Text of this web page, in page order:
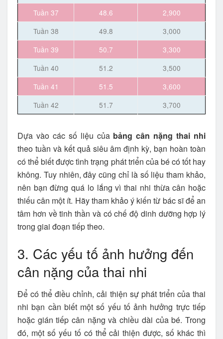
Tuần 37
48.6
2,900
Tuần 38
49.8
3,000
Tuần 39
50.7
3,300
Tuần 40
51.2
3,500
Tuần 41
51.5
3,600
Tuần 42
51.7 3,700
Dựa vào các số liệu của bảng cân nặng thai nhi
theo tuần và kết quả siêu âm định kỳ, bạn hoàn toàn
có thể biết được tình trạng phát triển của bé có tốt hay
không. Tuy nhiên, đây cũng chỉ là số liệu tham khảo,
nên bạn đừng quá lo lắng vì thai nhi thừa cân hoặc
thiếu cân một ít. Hãy tham khảo ý kiến từ bác sĩ để an
tâm hơn về tinh thần và có chế độ dinh dưỡng hợp lý
trong giai đoạn tiếp theo.
3. Các yếu tố ảnh hưởng đến
cân nặng của thai nhi
Để có thể điều chỉnh, cải thiện sự phát triển của thai
nhi bạn cần biết một số yếu tố ảnh hưởng trực tiếp
hoặc gián tiếp cân nặng và chiều dài của bé. Trong
đó, một số yếu tố có thể cải thiện được, số khác thì